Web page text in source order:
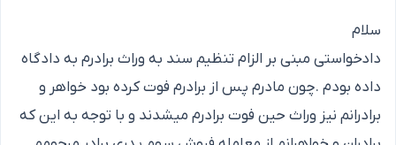
سلام
دادخواستی مبنی بر الزام تنظیم سند به وراث برادرم به دادگاه
داده بودم .چون مادرم پس از برادرم فوت کرده بود خواهر و
برادرانم نیز وراث حین فوت برادرم میشدند و با توجه به این که